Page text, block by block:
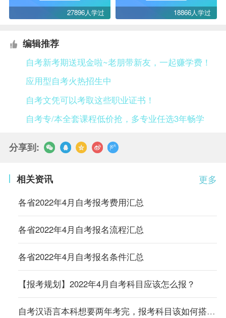
27896人学过 18866人学过
编辑推荐
自考新考期送现金啦~老朋带新友，一起赚学费！
应用型自考火热招生中
自考文凭可以考取这些职业证书！
自考专/本全套课程低价抢，多专业任选3年畅学
分享到:
更多
相关资讯
各省2022年4月自考报考费用汇总
各省2022年4月自考报名流程汇总
各省2022年4月自考报名条件汇总
【报考规划】2022年4月自考科目应该怎么报？
自考汉语言本科想要两年考完，报考科目该如何搭配？